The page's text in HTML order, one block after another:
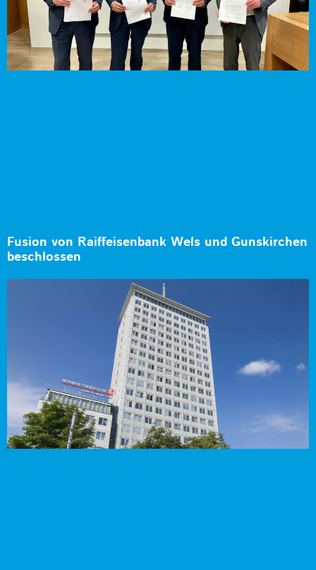
Fusion von Raiffeisenbank Wels und Gunskirchen
beschlossen